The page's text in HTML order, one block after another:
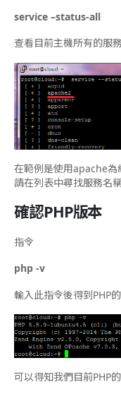
service –status-all
查看目前主機所有的服務
在範例是使用apache為
請在列表中尋找服務名
確認PHP版本
指令
php -v
輸入此指令後得到PHP
可以得知我們目前PHP